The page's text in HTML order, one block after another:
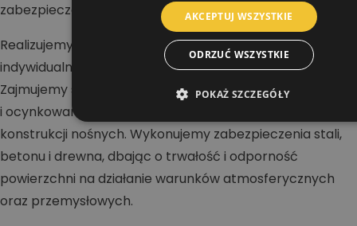
zabezpieczeń antykorozyjnych i ogniochronnych.
Realizujemy projekty na terenie całej Polski dla klientów
indywidualnych, firm i inwestorów przemysłowych.
Zajmujemy się renowacją dachów stalowych, blaszanych
i ocynkowanych, a także malowaniem hal oraz
konstrukcji nośnych. Wykonujemy zabezpieczenia stali,
betonu i drewna, dbając o trwałość i odporność
powierzchni na działanie warunków atmosferycznych
oraz przemysłowych.
AKCEPTUJ WSZYSTKIE
ODRZUĆ WSZYSTKIE
POKAŻ SZCZEGÓŁY